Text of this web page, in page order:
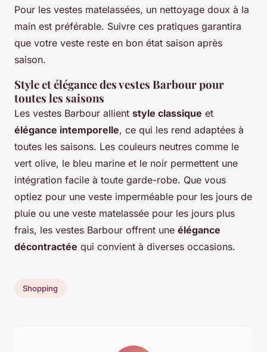
Pour les vestes matelassées, un nettoyage doux à la
main est préférable. Suivre ces pratiques garantira
que votre veste reste en bon état saison après
saison.
Style et élégance des vestes Barbour pour
toutes les saisons
Les vestes Barbour allient style classique et
élégance intemporelle, ce qui les rend adaptées à
toutes les saisons. Les couleurs neutres comme le
vert olive, le bleu marine et le noir permettent une
intégration facile à toute garde-robe. Que vous
optiez pour une veste imperméable pour les jours de
pluie ou une veste matelassée pour les jours plus
frais, les vestes Barbour offrent une élégance
décontractée qui convient à diverses occasions.
Shopping